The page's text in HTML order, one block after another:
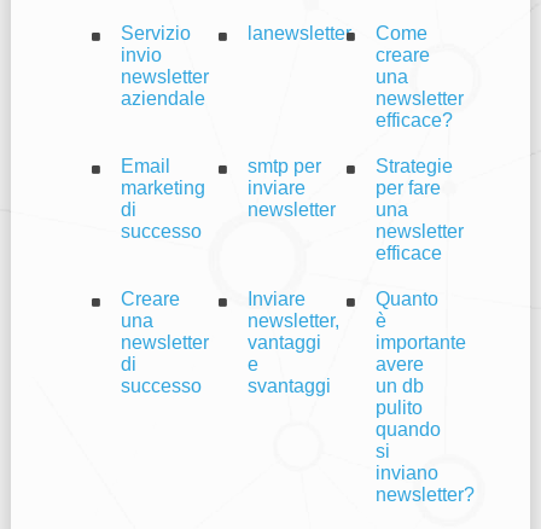
Servizio
invio
newsletter
aziendale
lanewsletter
Come
creare
una
newsletter
efficace?
Email
marketing
di
successo
smtp per
inviare
newsletter
Strategie
per fare
una
newsletter
efficace
Creare
una
newsletter
di
successo
Inviare
newsletter,
vantaggi
e
svantaggi
Quanto
è
importante
avere
un db
pulito
quando
si
inviano
newsletter?